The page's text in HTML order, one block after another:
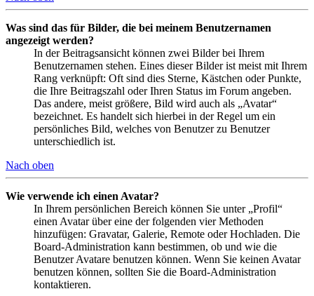
Was sind das für Bilder, die bei meinem Benutzernamen
angezeigt werden?
In der Beitragsansicht können zwei Bilder bei Ihrem
Benutzernamen stehen. Eines dieser Bilder ist meist mit Ihrem
Rang verknüpft: Oft sind dies Sterne, Kästchen oder Punkte,
die Ihre Beitragszahl oder Ihren Status im Forum angeben.
Das andere, meist größere, Bild wird auch als „Avatar“
bezeichnet. Es handelt sich hierbei in der Regel um ein
persönliches Bild, welches von Benutzer zu Benutzer
unterschiedlich ist.
Nach oben
Wie verwende ich einen Avatar?
In Ihrem persönlichen Bereich können Sie unter „Profil“
einen Avatar über eine der folgenden vier Methoden
hinzufügen: Gravatar, Galerie, Remote oder Hochladen. Die
Board-Administration kann bestimmen, ob und wie die
Benutzer Avatare benutzen können. Wenn Sie keinen Avatar
benutzen können, sollten Sie die Board-Administration
kontaktieren.